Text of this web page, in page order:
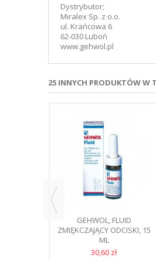
Dystrybutor;
Miralex Sp. z o.o.
ul. Krańcowa 6
62-030 Luboń
www.gehwol.pl
25 INNYCH PRODUKTÓW W
GEHWOL, FLUID
ZMIĘKCZAJĄCY ODCISKI, 15
ML
30,60 zł